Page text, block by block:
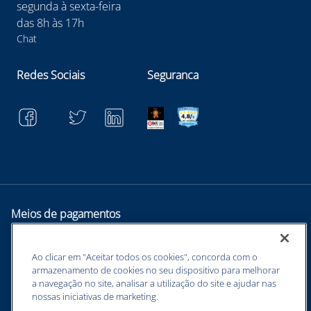
segunda à sexta-feira
das 8h às 17h
Chat
Redes Sociais Seguranca
Meios de pagamentos
Ao clicar em "Aceitar todos os cookies", concorda com o
armazenamento de cookies no seu dispositivo para melhorar
a navegação no site, analisar a utilização do site e ajudar nas
nossas iniciativas de marketing.